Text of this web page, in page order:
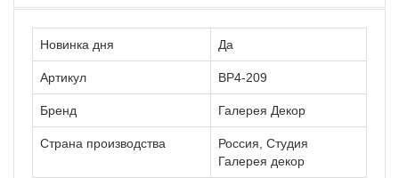
Новинка дня Да
Артикул ВР4-209
Бренд Галерея Декор
Страна производства
Россия, Студия
Галерея декор